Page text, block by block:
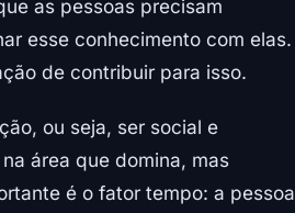
as pessoas precisam
esse conhecimento com elas.
de contribuir para isso.
ou seja, ser social e
área que domina, mas
é o fator tempo: a pessoa